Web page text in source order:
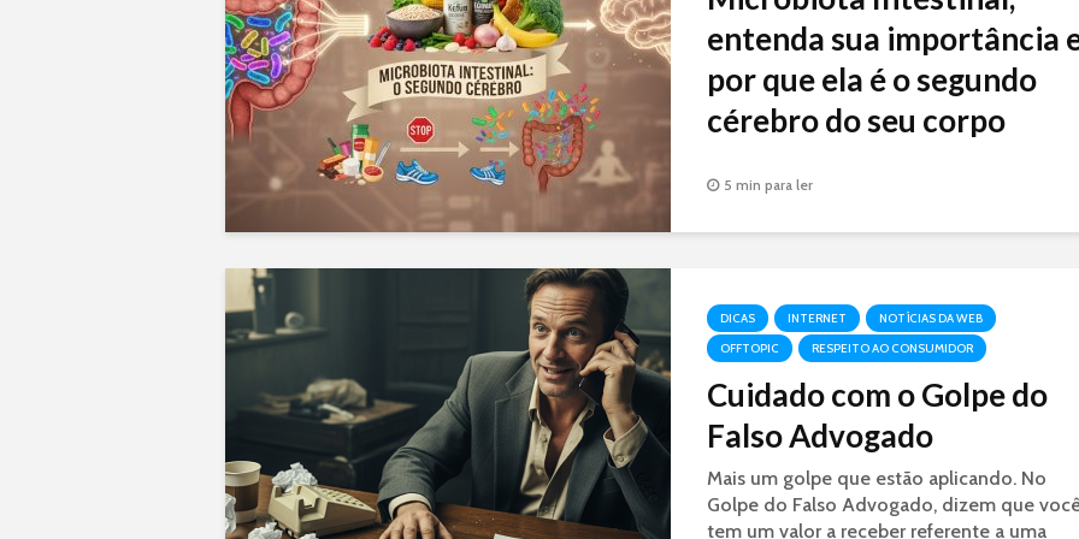
entenda sua importância
por que ela é o segundo
cérebro do seu corpo
saúde do cérebro ao sistema imunológico.
5 min para ler
DICAS INTERNET
NOTÍCIAS DA WEB
OFFTOPIC
RESPEITO AO CONSUMIDOR
Cuidado com o Golpe do
Falso Advogado
Mais um golpe que estão aplicando. No
Golpe do Falso Advogado, dizem que
tem um valor a receber referente a uma